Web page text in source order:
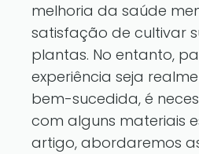
melhoria da saúde
satisfação de cultivar
plantas. No entanto,
experiência seja
bem-sucedida, é
com alguns materiais
artigo, abordaremos